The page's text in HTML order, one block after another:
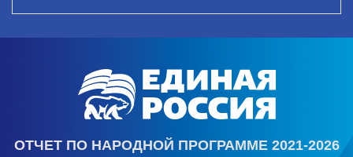
ОТЧЕТ ПО НАРОДНОЙ ПРОГРАММЕ 2021-2026